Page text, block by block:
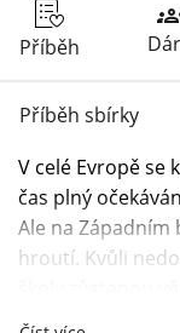
Příběh
Příběh sbírky
V celé Evropě se
čas plný
Ale na Západním
hroutí. Kvůli
než půl roku